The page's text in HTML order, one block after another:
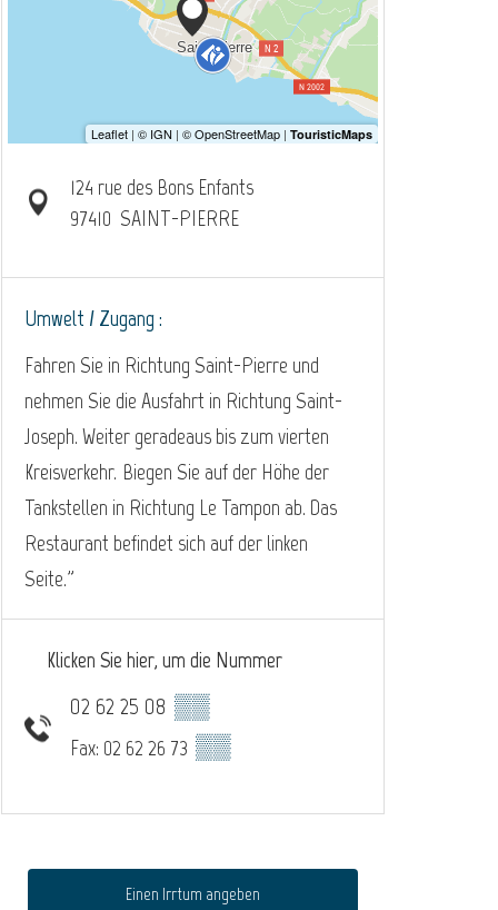
124 rue des Bons Enfants
97410 SAINT-PIERRE
Umwelt / Zugang :
Fahren Sie in Richtung Saint-Pierre und
nehmen Sie die Ausfahrt in Richtung Saint-
Joseph. Weiter geradeaus bis zum vierten
Kreisverkehr. Biegen Sie auf der Höhe der
Tankstellen in Richtung Le Tampon ab. Das
Restaurant befindet sich auf der linken
Seite."
Klicken Sie hier, um die Nummer
02 62 25 08 ▒▒
Fax: 02 62 26 73 ▒▒
Einen Irrtum angeben